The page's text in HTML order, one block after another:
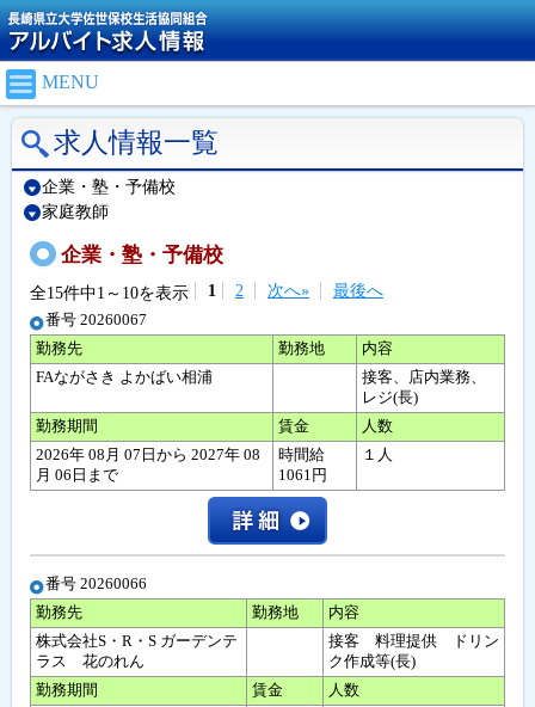
MENU
求人情報一覧
企業・塾・予備校
家庭教師
企業・塾・予備校
全15件中1～10を表示 1 2 次へ» 最後へ
番号 20260067
勤務先
勤務地
内容
FAながさき よかばい相浦
接客、店内業務、
レジ(長)
勤務期間
賃金
人数
2026年 08月 07日から 2027年 08
月 06日まで
時間給
1061円
１人
番号 20260066
勤務先
勤務地
内容
株式会社S・R・S ガーデンテ
ラス 花のれん
接客 料理提供 ドリン
ク作成等(長)
勤務期間
賃金
人数